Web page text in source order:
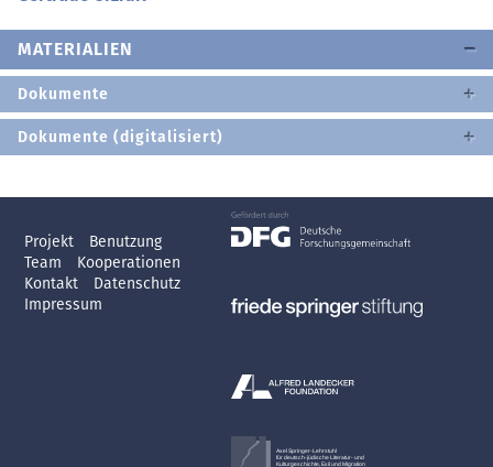
MATERIALIEN
Dokumente
Dokumente (digitalisiert)
Projekt
Benutzung
Team
Kooperationen
Kontakt
Datenschutz
Impressum
Axel Springer-Lehrstuhl
für deutsch-jüdische Literatur- und
Kulturgeschichte, Exil und Migration